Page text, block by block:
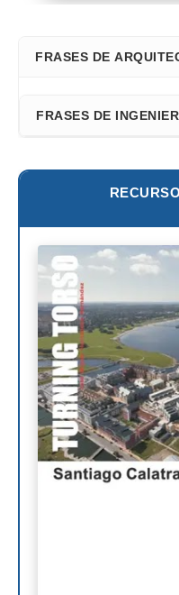
FRASES DE
Richard Rogers
David Chipperfield
Kazuyo Sejima
Norman Foster
Steven Holl
Henry N. Cobb
I.M. Pei
FRASES DE
Leslie E. Robertson
Félix Cándela